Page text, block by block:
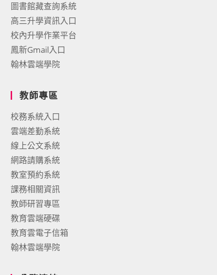
圖書館藏查詢系統
高三升學資訊入口
校內升學作業平台
鳳新Gmail入口
翰林雲端學院
教師專區
校務系統入口
雲端差勤系統
線上公文系統
網路請購系統
教室預約系統
課務相關資訊
教師研習專區
教育雲端硬碟
教育雲電子信箱
翰林雲端學院